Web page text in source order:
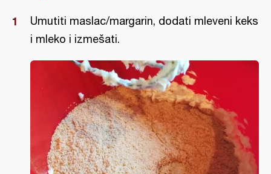
Umutiti maslac/margarin, dodati mleveni keks
i mleko i izmešati.